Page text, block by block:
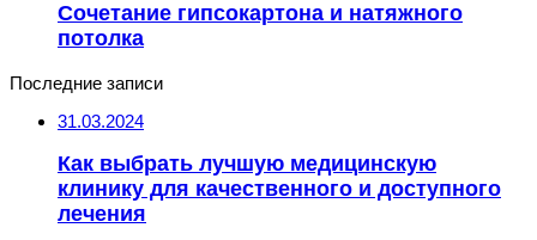
Сочетание гипсокартона и натяжного
потолка
Последние записи
31.03.2024
Как выбрать лучшую медицинскую
клинику для качественного и доступного
лечения